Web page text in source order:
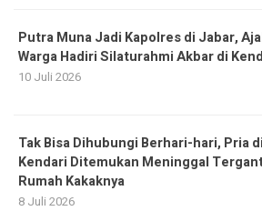
Putra Muna Jadi Kapolres di Jabar,
Warga Hadiri Silaturahmi Akbar di
10 Juli 2026
Tak Bisa Dihubungi Berhari-hari, Pria di
Kendari Ditemukan Meninggal
Rumah Kakaknya
8 Juli 2026